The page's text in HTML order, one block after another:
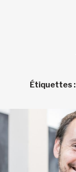
Étiquettes :